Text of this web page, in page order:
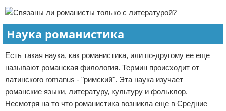
Наука романистика
Есть такая наука, как романистика, или по-другому ее еще
называют романская филология. Термин происходит от
латинского romanus - "римский". Эта наука изучает
романские языки, литературу, культуру и фольклор.
Несмотря на то что романистика возникла еще в Средние